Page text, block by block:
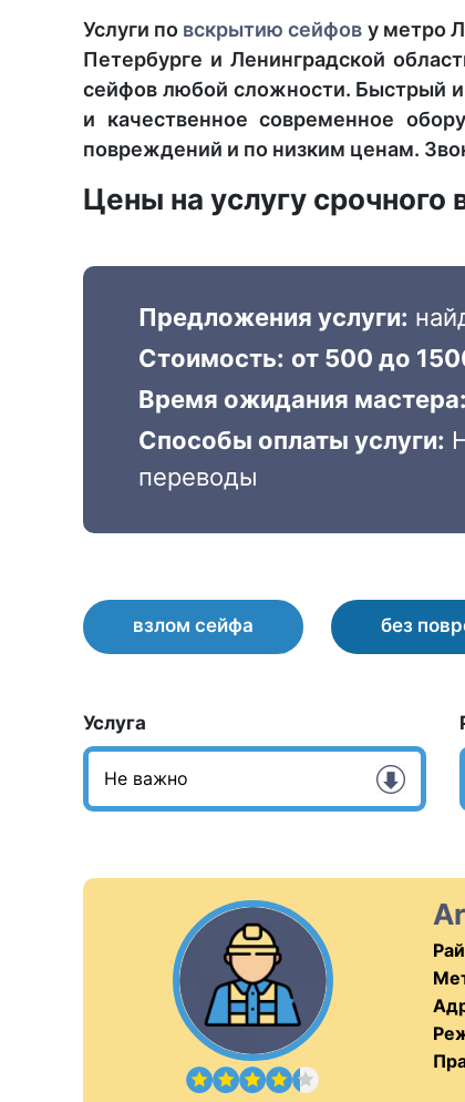
Услуги по вскрытию сейфов у метро
Петербурге и Ленинградской
сейфов любой сложности. Быстрый и
и качественное современное
повреждений и по низким ценам.
Цены на услугу
Предложения услуги:
Стоимость: от 500 до
Время ожидания мастера:
Способы оплаты услуги:
переводы
взлом сейфа без
Услуга